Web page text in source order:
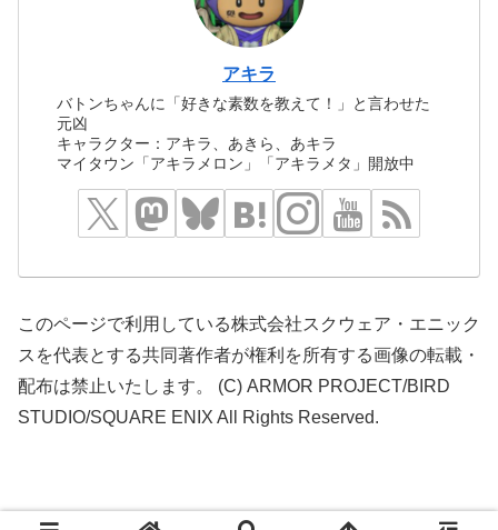
アキラ
バトンちゃんに「好きな素数を教えて！」と言わせた
元凶
キャラクター：アキラ、あきら、あキラ
マイタウン「アキラメロン」「アキラメタ」開放中
このページで利用している株式会社スクウェア・エニック
スを代表とする共同著作者が権利を所有する画像の転載・
配布は禁止いたします。 (C) ARMOR PROJECT/BIRD
STUDIO/SQUARE ENIX All Rights Reserved.